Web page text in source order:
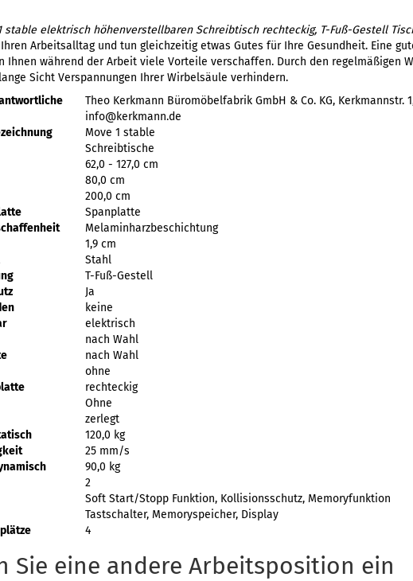
stable elektrisch höhenverstellbaren Schreibtisch rechteckig, T-Fuß-Gestell
Arbeitsalltag und tun gleichzeitig etwas Gutes für Ihre Gesundheit. Eine
Ihnen während der Arbeit viele Vorteile verschaffen. Durch den regelmäßigen
Sicht Verspannungen Ihrer Wirbelsäule verhindern.
Theo Kerkmann Büromöbelfabrik GmbH & Co. KG, Kerkmannstr.
info@kerkmann.de
Move 1 stable
Schreibtische
62,0 - 127,0 cm
80,0 cm
200,0 cm
Spanplatte
Melaminharzbeschichtung
1,9 cm
Stahl
T-Fuß-Gestell
Ja
keine
elektrisch
nach Wahl
nach Wahl
ohne
rechteckig
Ohne
zerlegt
120,0 kg
25 mm/s
90,0 kg
2
Soft Start/Stopp Funktion, Kollisionsschutz, Memoryfunktion
Tastschalter, Memoryspeicher, Display
4
Sie eine andere Arbeitsposition ein